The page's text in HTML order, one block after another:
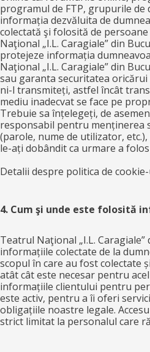
programul de FTP, grupurile de
informația dezvăluita de
colectată şi folosită de
Naţional „I.L. Caragiale” din
protejeze informația
Naţional „I.L. Caragiale” din
sau garanta securitatea
ni-l transmiteți, astfel încât
mediu inadecvat se face pe
Trebuie sa înțelegeți, de
responsabil pentru
(parole, nume de utilizator,
le-ați dobândit ca urmare a
Detalii despre politica de
4. Cum şi unde este folosită
Teatrul Naţional „I.L.
informațiile colectate de la
scopul în care au fost colectate
atât cât este necesar pentru
informațiile clientului pentru
este activ, pentru a îi oferi
obligațiile noastre legale.
strict limitat la personalul care